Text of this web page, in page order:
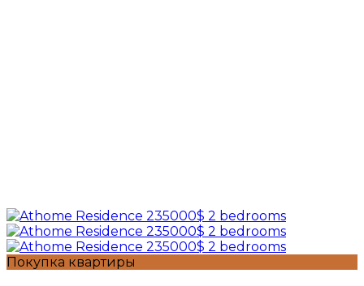
Покупка квартиры